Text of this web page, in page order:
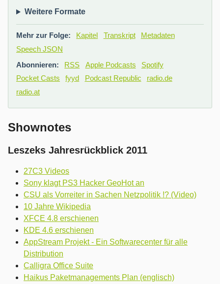
Weitere Formate
Mehr zur Folge: Kapitel Transkript
Metadaten
Speech JSON
Abonnieren:
RSS Apple Podcasts
Spotify
Pocket Casts
fyyd Podcast Republic
radio.de
radio.at
Shownotes
Leszeks Jahresrückblick 2011
27C3 Videos
Sony klagt PS3 Hacker GeoHot an
CSU als Vorreiter in Sachen Netzpolitik !? (Video)
10 Jahre Wikipedia
XFCE 4.8 erschienen
KDE 4.6 erschienen
AppStream Projekt - Ein Softwarecenter für alle
Distribution
Calligra Office Suite
Haikus Paketmanagements Plan (englisch)